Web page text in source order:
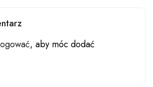
, aby móc dodać